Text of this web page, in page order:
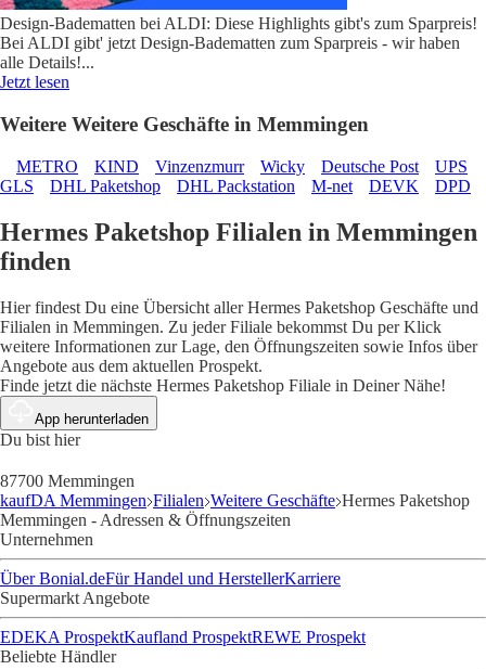
Design-Badematten bei ALDI: Diese Highlights gibt's zum Sparpreis!
Bei ALDI gibt' jetzt Design-Badematten zum Sparpreis - wir haben
alle Details!...
Jetzt lesen
Weitere Weitere Geschäfte in Memmingen
METRO KIND Vinzenzmurr Wicky Deutsche Post
UPS
GLS
DHL Paketshop DHL Packstation M-net DEVK DPD
Hermes Paketshop Filialen in Memmingen
finden
Hier findest Du eine Übersicht aller Hermes Paketshop Geschäfte und
Filialen in Memmingen. Zu jeder Filiale bekommst Du per Klick
weitere Informationen zur Lage, den Öffnungszeiten sowie Infos über
Angebote aus dem aktuellen Prospekt.
Finde jetzt die nächste Hermes Paketshop Filiale in Deiner Nähe!
App herunterladen
Du bist hier
87700 Memmingen
kaufDA Memmingen Filialen Weitere Geschäfte Hermes Paketshop
Memmingen - Adressen & Öffnungszeiten
Unternehmen
Über Bonial.deFür Handel und HerstellerKarriere
Supermarkt Angebote
EDEKA ProspektKaufland ProspektREWE Prospekt
Beliebte Händler